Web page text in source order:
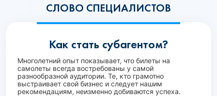
СЛОВО СПЕЦИАЛИСТОВ
Как стать субагентом?
Многолетний опыт показывает, что билеты на
самолеты всегда востребованы у самой
разнообразной аудитории. Те, кто грамотно
выстраивает свой бизнес и следует нашим
рекомендациям, неизменно добиваются успеха.